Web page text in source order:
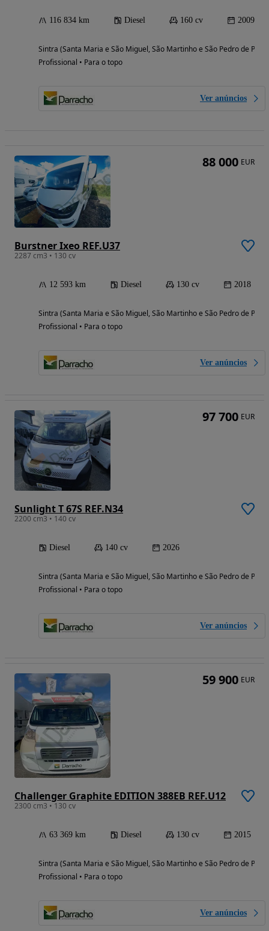
116 834 km Diesel 160 cv 2009
Sintra (Santa Maria e São Miguel, São Martinho e São Pedro de
Profissional • Para o topo
Ver anúncios
Burstner Ixeo REF.U37
2287 cm3 • 130 cv
12 593 km Diesel 130 cv 2018
Sintra (Santa Maria e São Miguel, São Martinho e São Pedro de
Profissional • Para o topo
Ver anúncios
88 000 EUR
Sunlight T 67S REF.N34
2200 cm3 • 140 cv
Diesel 140 cv 2026
Sintra (Santa Maria e São Miguel, São Martinho e São Pedro de
Profissional • Para o topo
Ver anúncios
97 700 EUR
Challenger Graphite EDITION 388EB REF.U12
2300 cm3 • 130 cv
63 369 km Diesel 130 cv 2015
Sintra (Santa Maria e São Miguel, São Martinho e São Pedro de
Profissional • Para o topo
Ver anúncios
59 900 EUR